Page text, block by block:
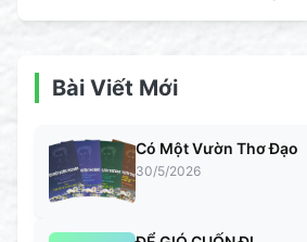
Bài Viết Mới
Có Một Vườn Thơ Đạo
30/5/2026